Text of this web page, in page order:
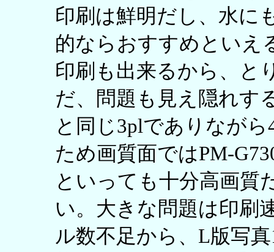
印刷は鮮明だし、水に
的ならおすすめといえ
印刷も出来るから、と
だ、問題も見え隠れす
と同じ3plでありなが
ため画質面ではPM-
といっても十分高画質
い。大きな問題は印刷
ル数不足から、L版写